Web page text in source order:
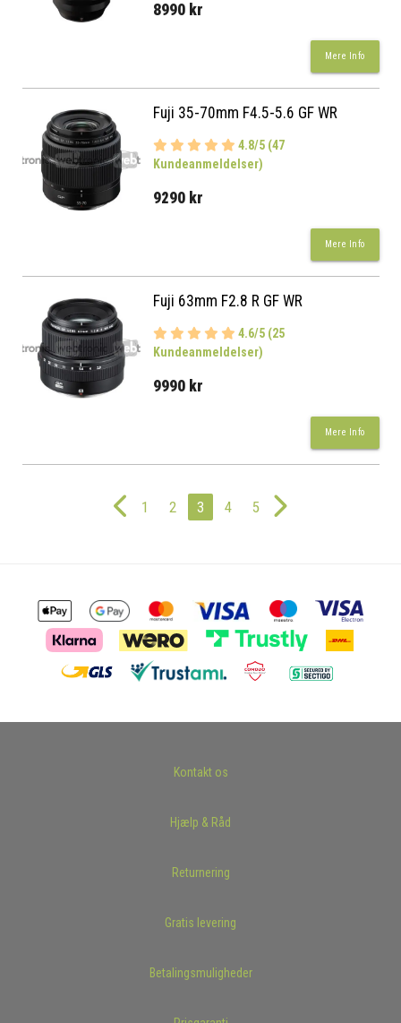
8990 kr
Mere Info
Fuji 35-70mm F4.5-5.6 GF WR
4.8/5 (47
Kundeanmeldelser)
9290 kr
Mere Info
Fuji 63mm F2.8 R GF WR
4.6/5 (25
Kundeanmeldelser)
9990 kr
Mere Info
1 2 3 4 5
Kontakt os
Hjælp & Råd
Returnering
Gratis levering
Betalingsmuligheder